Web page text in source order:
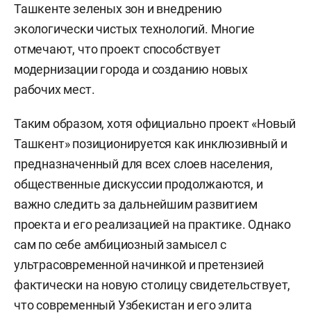
Ташкенте зеленых зон и внедрению
экологически чистых технологий. Многие
отмечают, что проект способствует
модернизации города и созданию новых
рабочих мест.
Таким образом, хотя официально проект «Новый
Ташкент» позиционируется как инклюзивный и
предназначенный для всех слоев населения,
общественные дискуссии продолжаются, и
важно следить за дальнейшим развитием
проекта и его реализацией на практике. Однако
сам по себе амбициозный замысел с
ультрасовременной начинкой и претензией
фактически на новую столицу свидетельствует,
что современный Узбекистан и его элита